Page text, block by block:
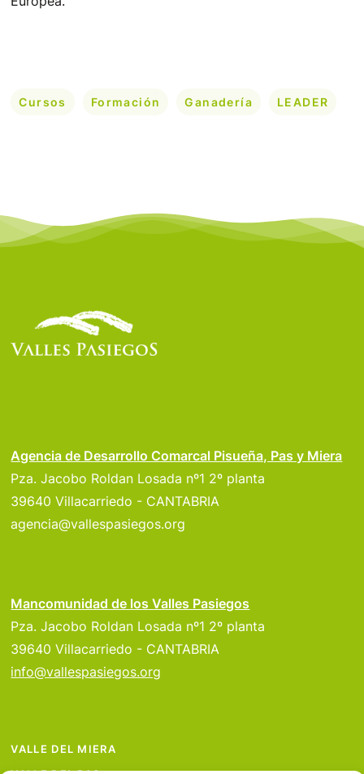
Cursos Formación Ganadería LEADER
Agencia de Desarrollo Comarcal Pisueña, Pas y Miera
Pza. Jacobo Roldan Losada nº1 2º planta
39640 Villacarriedo - CANTABRIA
agencia@vallespasiegos.org
Mancomunidad de los Valles Pasiegos
Pza. Jacobo Roldan Losada nº1 2º planta
39640 Villacarriedo - CANTABRIA
info@vallespasiegos.org
VALLE DEL MIERA